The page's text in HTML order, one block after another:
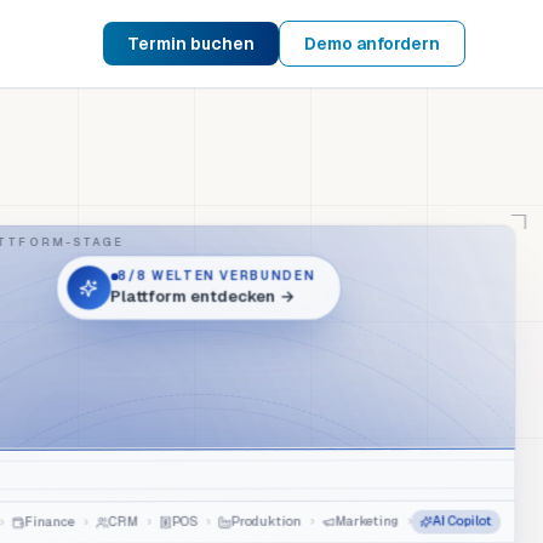
Termin buchen Demo anfordern
STAGE
› Finance › CRM › POS › Produktion › Marketing › AI Copilot
8/8 WELTEN VERBUNDEN
Plattform entdecken →